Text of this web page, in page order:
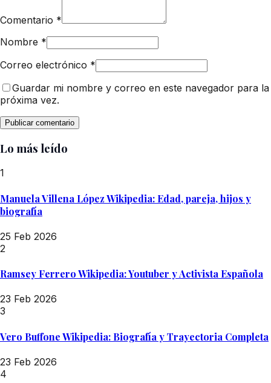
Comentario *
Nombre *
Correo electrónico *
Guardar mi nombre y correo en este navegador para la
próxima vez.
Lo más leído
1
Manuela Villena López Wikipedia: Edad, pareja, hijos y
biografía
25 Feb 2026
2
Ramsey Ferrero Wikipedia: Youtuber y Activista Española
23 Feb 2026
3
Vero Buffone Wikipedia: Biografía y Trayectoria Completa
23 Feb 2026
4